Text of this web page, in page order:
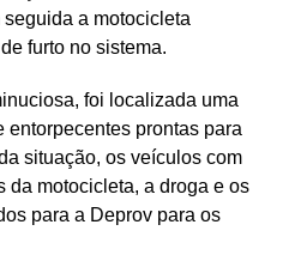
a motocicleta
furto no sistema.
foi localizada uma
prontas para
situação, os veículos com
da motocicleta, a droga e os
para a Deprov para os